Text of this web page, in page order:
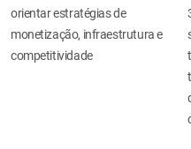
orientar estratégias de
monetização, infraestrutura e
competitividade